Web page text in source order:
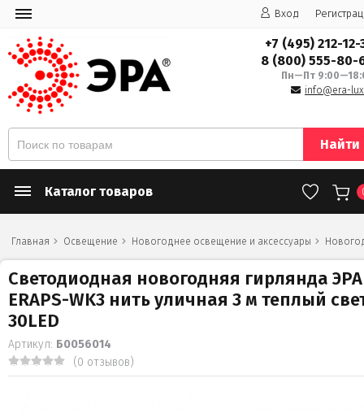
Вход
+7 (495) 212-12-
8 (800) 555-80-
Пн—Пт
info@era-
Найти
Каталог товаров
Главная Освещение Новогоднее освещение и аксессуары
Светодиодная новогодняя гирлянда ЭРА
ERAPS-WK3 нить уличная 3 м теплый
30LED
Артикул: Б0056014
(0 отзывов)